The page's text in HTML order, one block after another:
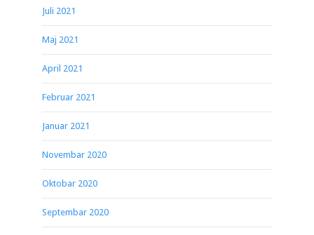
Juli 2021
Maj 2021
April 2021
Februar 2021
Januar 2021
Novembar 2020
Oktobar 2020
Septembar 2020